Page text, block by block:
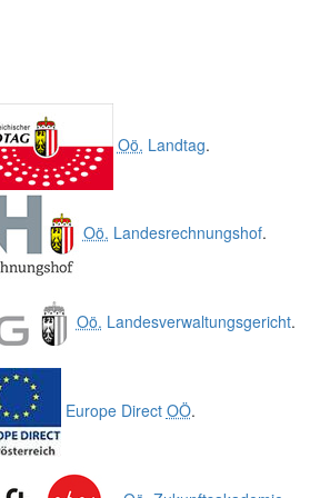
Oö. Landtag.
Oö. Landesrechnungshof.
Oö. Landesverwaltungsgericht.
Europe Direct OÖ.